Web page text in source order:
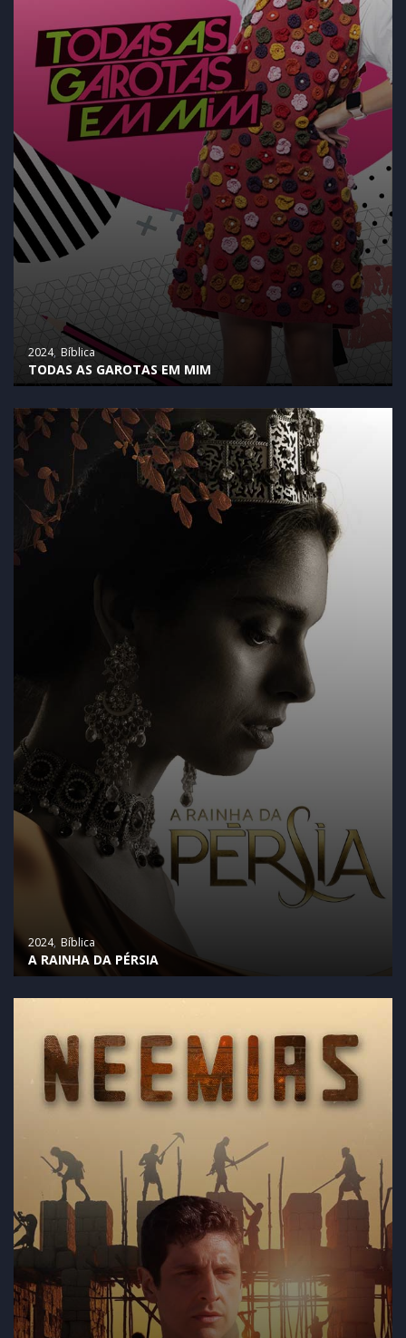
2024 Bíblica
TODAS AS GAROTAS EM MIM
2024 Bíblica
A RAINHA DA PÉRSIA